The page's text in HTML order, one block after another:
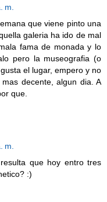
m.
que viene pinto una
galeria ha ido de mal
fama de monada y lo
pero la museografia (o
el lugar, empero y no
decente, algun dia. A
que.
m.
que hoy entro tres
:)